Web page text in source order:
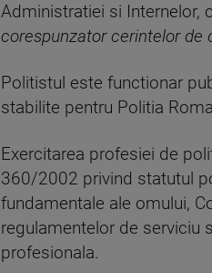
Administratiei si Internelor,
corespunzator cerintelor
Politistul este functionar
stabilite pentru Politia
Exercitarea profesiei de
360/2002 privind statutul
fundamentale ale omului,
regulamentelor de serviciu
profesionala.